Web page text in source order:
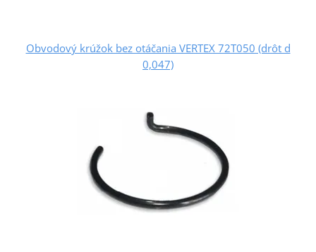
Obvodový krúžok bez otáčania VERTEX 72T050 (drôt d
0,047)